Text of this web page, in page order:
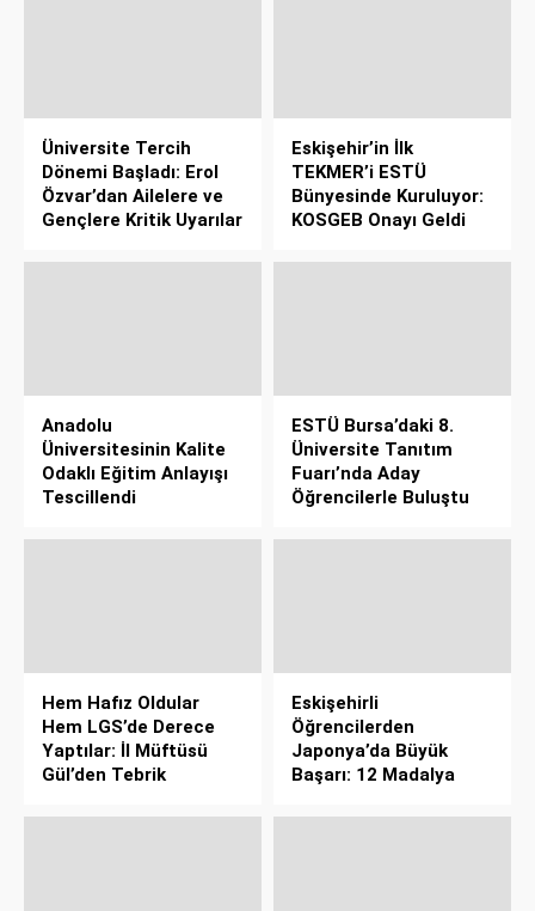
Üniversite Tercih
Dönemi Başladı: Erol
Özvar’dan Ailelere ve
Gençlere Kritik Uyarılar
Eskişehir’in İlk
TEKMER’i ESTÜ
Bünyesinde Kuruluyor:
KOSGEB Onayı Geldi
Anadolu
Üniversitesinin Kalite
Odaklı Eğitim Anlayışı
Tescillendi
ESTÜ Bursa’daki 8.
Üniversite Tanıtım
Fuarı’nda Aday
Öğrencilerle Buluştu
Hem Hafız Oldular
Hem LGS’de Derece
Yaptılar: İl Müftüsü
Gül’den Tebrik
Eskişehirli
Öğrencilerden
Japonya’da Büyük
Başarı: 12 Madalya